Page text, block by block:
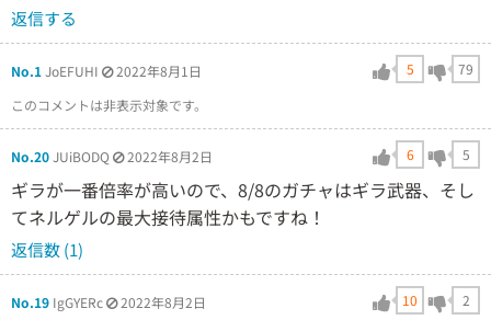
返信する
No.1JoEFUHI 2022年8月1日 5
79
このコメントは非表示対象です。
No.20JUiBODQ 2022年8月2日 6 5
ギラが一番倍率が高いので、8/8のガチャはギラ武器、そし
てネルゲルの最大接待属性かもですね！
返信数 (1)
No.19 IgGYERc 2022年8月2日 10 2